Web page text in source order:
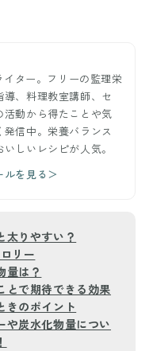
イター。フリーの監理栄
、料理教室講師、セ
活動から得たことや気
信中。栄養バランス
しいレシピが人気。
ルを見る＞
太りやすい？
リー
量は？
とで期待できる効果
きのポイント
や炭水化物量につい